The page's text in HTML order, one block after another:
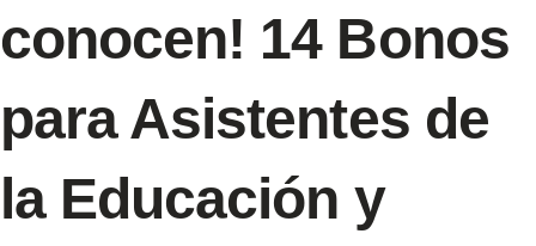
conocen! 14 Bonos
para Asistentes de
la Educación y